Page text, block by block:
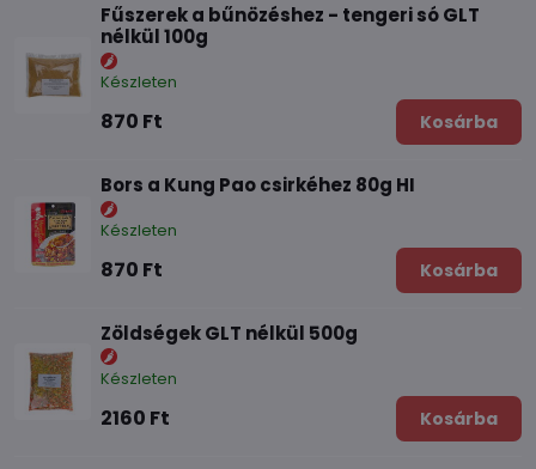
Fűszerek a bűnözéshez - tengeri só GLT
nélkül 100g
Készleten
870 Ft Kosárba
Bors a Kung Pao csirkéhez 80g HI
Készleten
870 Ft Kosárba
Zöldségek GLT nélkül 500g
Készleten
2160 Ft Kosárba